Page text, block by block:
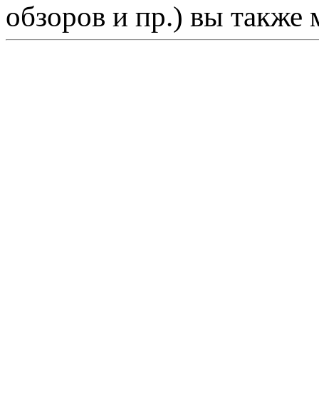
обзоров и пр.) вы также